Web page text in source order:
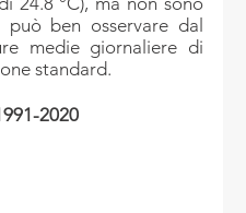
ben osservare dal
medie giornaliere di
standard.
2020